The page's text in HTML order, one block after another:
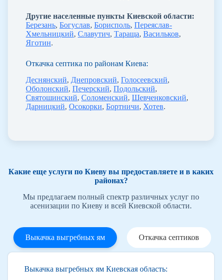
Другие населенные пункты Киевской области:
Березань, Богуслав, Борисполь, Переяслав-
Хмельницкий, Славутич, Тараща, Васильков,
Яготин.
Откачка септика по районам Киева:
Деснянский, Днепровский, Голосеевский,
Оболонский, Печерский, Подольский,
Святошинский, Соломенский, Шевченковский,
Дарницкий, Осокорки, Бортничи, Хотев.
Какие еще услуги по Киеву вы предоставляете и в каких
районах?
Мы предлагаем полный спектр различных услуг по
асенизации по Киеву и всей Киевской области.
Выкачка выгребных ям Откачка септиков
Выкачка выгребных ям Киевская область: